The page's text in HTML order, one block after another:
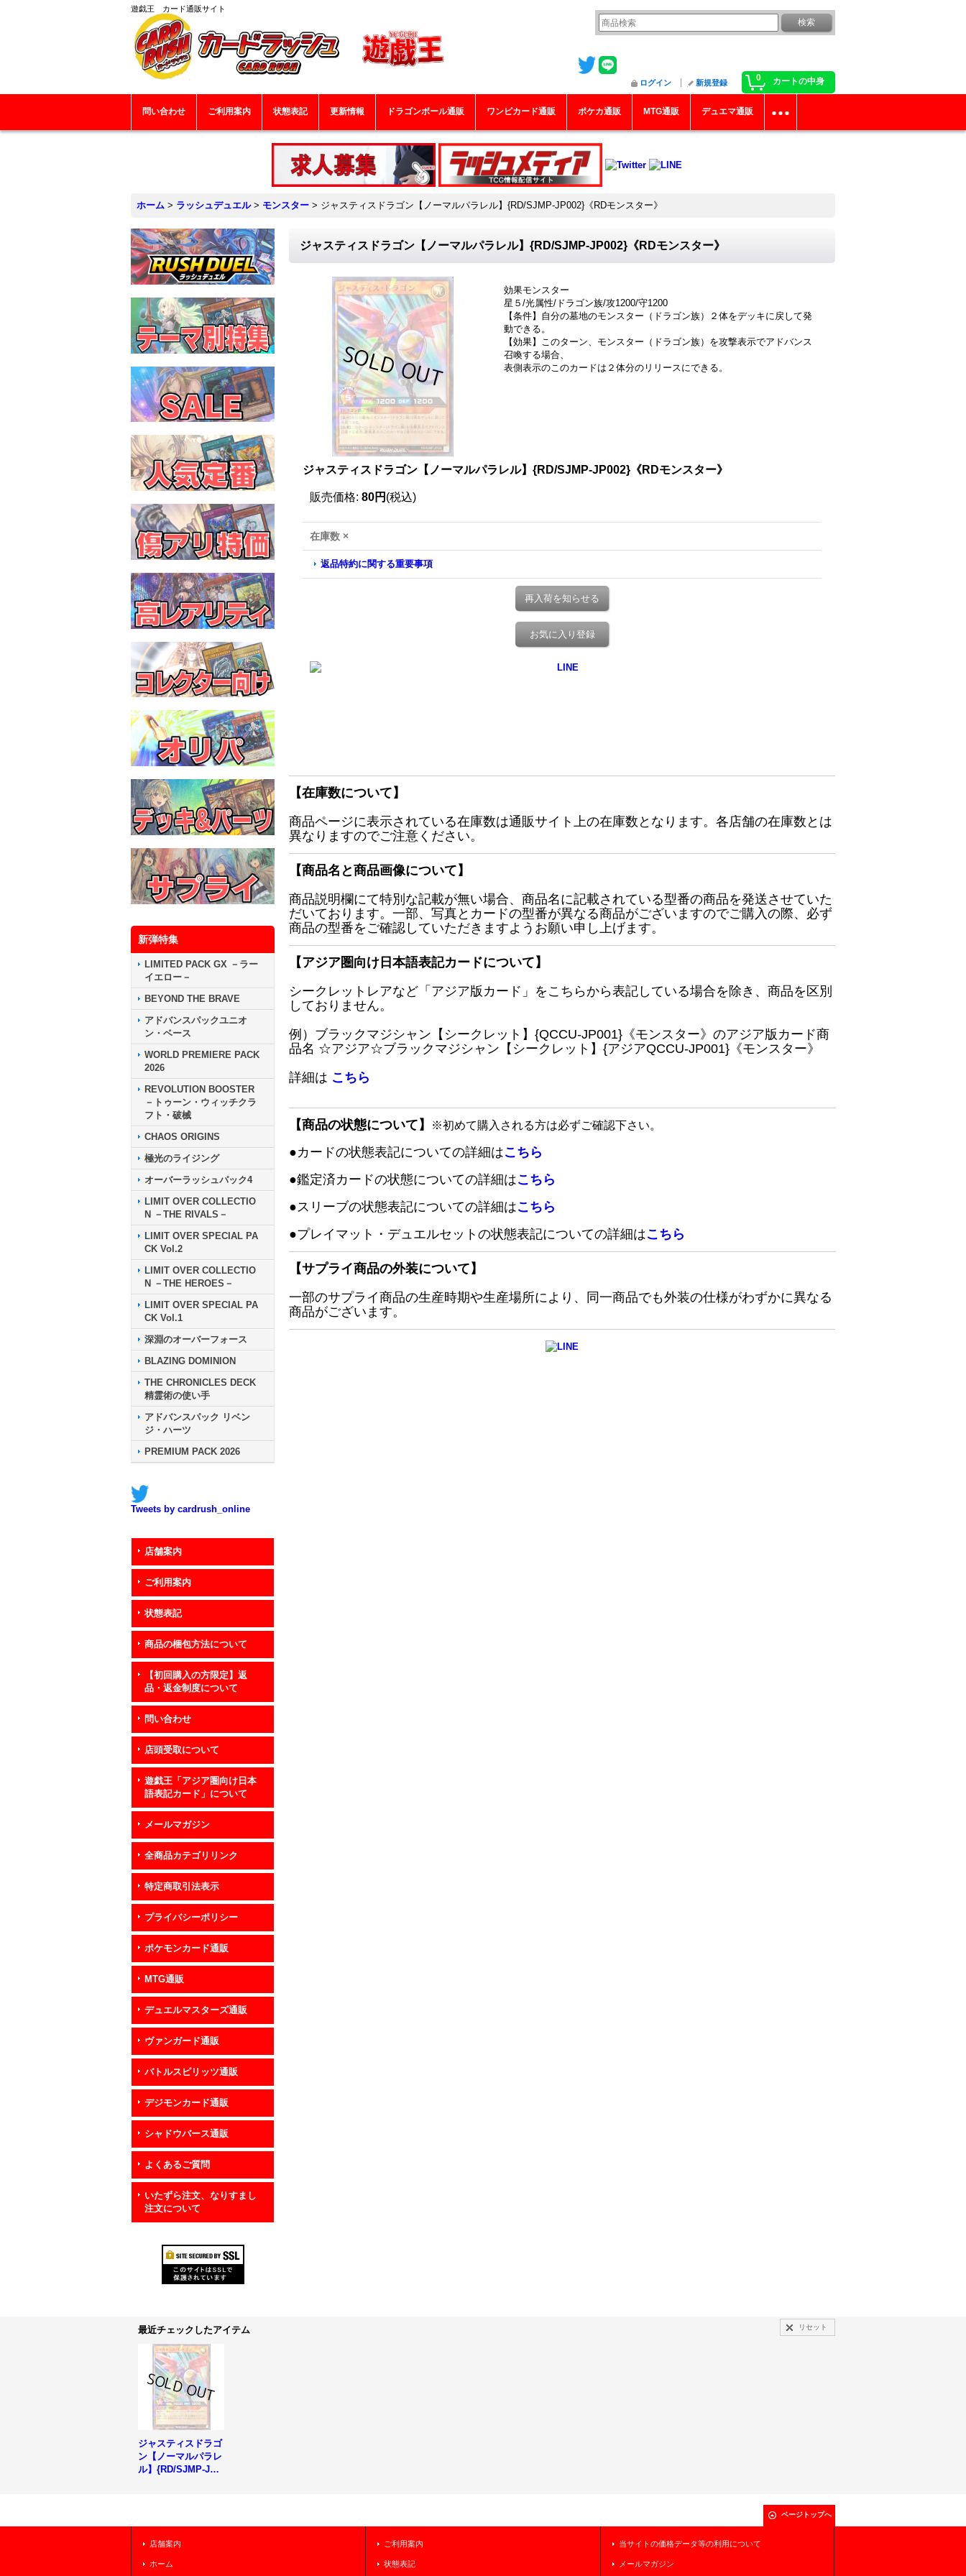
遊戯王 カード通販サイト
0 カートの中身
ログイン 新規登録
問い合わせ ご利用案内 状態表記 更新情報 ドラゴンボール通販 ワンピカード通販 ポケカ通販 MTG通販 デュエマ通販
ホーム > ラッシュデュエル > モンスター > ジャスティスドラゴン【ノーマルパラレル】{RD/SJMP-JP002}《RDモンスター》
新弾特集
LIMITED PACK GX －ラー
イエロー－
BEYOND THE BRAVE
アドバンスパックユニオ
ン・ベース
WORLD PREMIERE PACK
2026
REVOLUTION BOOSTER
－トゥーン・ウィッチクラ
フト・破械
CHAOS ORIGINS
極光のライジング
オーバーラッシュパック4
LIMIT OVER COLLECTIO
N －THE RIVALS－
LIMIT OVER SPECIAL PA
CK Vol.2
LIMIT OVER COLLECTIO
N －THE HEROES－
LIMIT OVER SPECIAL PA
CK Vol.1
深淵のオーバーフォース
BLAZING DOMINION
THE CHRONICLES DECK
精霊術の使い手
アドバンスパック リベン
ジ・ハーツ
PREMIUM PACK 2026
Tweets by cardrush_online
店舗案内
ご利用案内
状態表記
商品の梱包方法について
【初回購入の方限定】返
品・返金制度について
問い合わせ
店頭受取について
遊戯王「アジア圏向け日本
語表記カード」について
メールマガジン
全商品カテゴリリンク
特定商取引法表示
プライバシーポリシー
ポケモンカード通販
MTG通販
デュエルマスターズ通販
ヴァンガード通販
バトルスピリッツ通販
デジモンカード通販
シャドウバース通販
よくあるご質問
いたずら注文、なりすまし
注文について
ジャスティスドラゴン【ノーマルパラレル】{RD/SJMP-JP002}《RDモンスター》
効果モンスター
星５/光属性/ドラゴン族/攻1200/守1200
【条件】自分の墓地のモンスター（ドラゴン族）２体をデッキに戻して発
動できる。
【効果】このターン、モンスター（ドラゴン族）を攻撃表示でアドバンス
召喚する場合、
表側表示のこのカードは２体分のリリースにできる。
ジャスティスドラゴン【ノーマルパラレル】{RD/SJMP-JP002}《RDモンスター》
販売価格: 80円 (税込)
在庫数 ×
返品特約に関する重要事項
再入荷を知らせる
お気に入り登録
【在庫数について】
商品ページに表示されている在庫数は通販サイト上の在庫数となります。各店舗の在庫数とは
異なりますのでご注意ください。
【商品名と商品画像について】
商品説明欄にて特別な記載が無い場合、商品名に記載されている型番の商品を発送させていた
だいております。一部、写真とカードの型番が異なる商品がございますのでご購入の際、必ず
商品の型番をご確認していただきますようお願い申し上げます。
【アジア圏向け日本語表記カードについて】
シークレットレアなど「アジア版カード」をこちらから表記している場合を除き、商品を区別
しておりません。
例）ブラックマジシャン【シークレット】{QCCU-JP001}《モンスター》のアジア版カード商
品名 ☆アジア☆ブラックマジシャン【シークレット】{アジアQCCU-JP001}《モンスター》
詳細は こちら
【商品の状態について】 ※初めて購入される方は必ずご確認下さい。
●カードの状態表記についての詳細はこちら
●鑑定済カードの状態についての詳細はこちら
●スリーブの状態表記についての詳細はこちら
●プレイマット・デュエルセットの状態表記についての詳細はこちら
【サプライ商品の外装について】
一部のサプライ商品の生産時期や生産場所により、同一商品でも外装の仕様がわずかに異なる
商品がございます。
最近チェックしたアイテム リセット
ジャスティスドラゴ
ン【ノーマルパラレ
ル】{RD/SJMP-JP0
ページトップへ
店舗案内
ホーム
ご利用案内
状態表記
当サイトの価格データ等の利用について
メールマガジン